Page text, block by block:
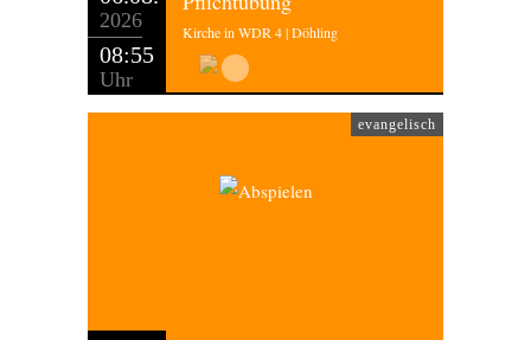
2026
08:55
Uhr
Kirche in WDR 4 | Döhling
evangelisch